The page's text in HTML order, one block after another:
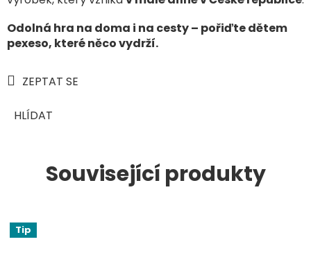
Odolná hra na doma i na cesty – pořiďte dětem
pexeso, které něco vydrží.
ZEPTAT SE
HLÍDAT
Související produkty
Tip